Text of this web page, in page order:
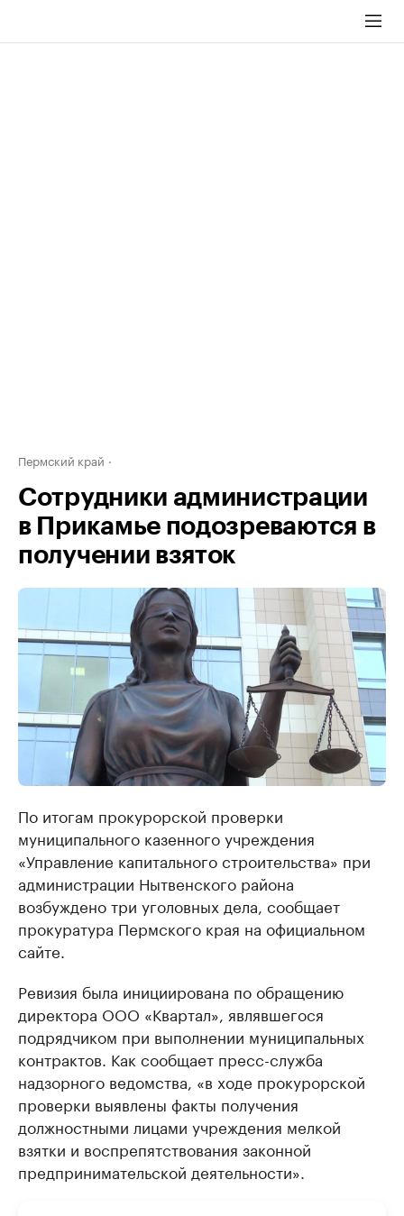
Пермский край
Сотрудники администрации
в Прикамье подозреваются в
получении взяток
По итогам прокурорской проверки
муниципального казенного учреждения
«Управление капитального строительства» при
администрации Нытвенского района
возбуждено три уголовных дела, сообщает
прокуратура Пермского края на официальном
сайте.
Ревизия была инициирована по обращению
директора ООО «Квартал», являвшегося
подрядчиком при выполнении муниципальных
контрактов. Как сообщает пресс-служба
надзорного ведомства, «в ходе прокурорской
проверки выявлены факты получения
должностными лицами учреждения мелкой
взятки и воспрепятствования законной
предпринимательской деятельности».